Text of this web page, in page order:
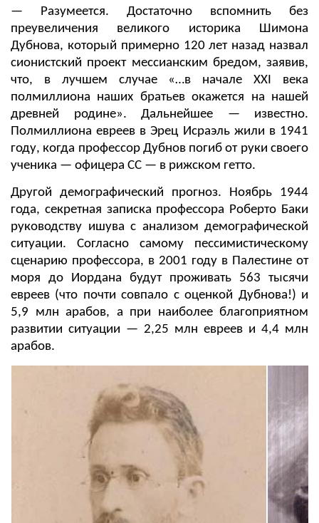
— Разумеется. Достаточно вспомнить без
преувеличения великого историка Шимона
Дубнова, который примерно 120 лет назад назвал
сионистский проект мессианским бредом, заявив,
что, в лучшем случае «…в начале XXI века
полмиллиона наших братьев окажется на нашей
древней родине». Дальнейшее — известно.
Полмиллиона евреев в Эрец Исраэль жили в 1941
году, когда профессор Дубнов погиб от руки своего
ученика — офицера СС — в рижском гетто.
Другой демографический прогноз. Ноябрь 1944
года, секретная записка профессора Роберто Баки
руководству ишува с анализом демографической
ситуации. Согласно самому пессимистическому
сценарию профессора, в 2001 году в Палестине от
моря до Иордана будут проживать 563 тысячи
евреев (что почти совпало с оценкой Дубнова!) и
5,9 млн арабов, а при наиболее благоприятном
развитии ситуации — 2,25 млн евреев и 4,4 млн
арабов.